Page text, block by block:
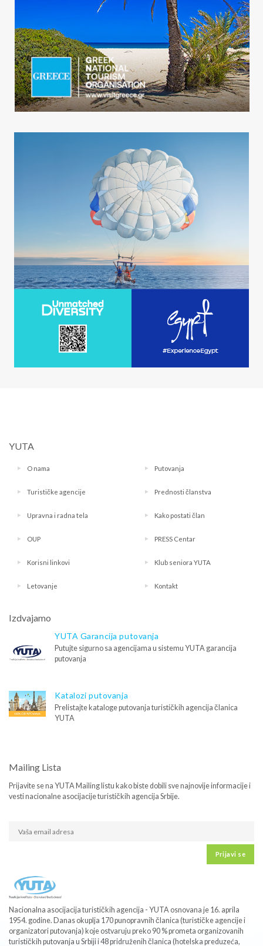
YUTA
O nama Putovanja
Turističke agencije Prednosti članstva
Upravna i radna tela Kako postati član
OUP PRESS Centar
Korisni linkovi Klub seniora YUTA
Letovanje Kontakt
Izdvajamo
YUTA Garancija putovanja
Putujte sigurno sa agencijama u sistemu YUTA garancija
putovanja
Katalozi putovanja
Prelistajte kataloge putovanja turističkih agencija članica
YUTA
Mailing Lista
Prijavite se na YUTA Mailing listu kako biste dobili sve najnovije informacije i
vesti nacionalne asocijacije turističkih agencija Srbije.
Prijavi se
Nacionalna asocijacija turističkih agencija - YUTA osnovana je 16. aprila
1954. godine. Danas okuplja 170 punopravnih članica (turističke agencije i
organizatori putovanja) koje ostvaruju preko 90 % prometa organizovanih
turističkih putovanja u Srbiji i 48 pridruženih članica (hotelska preduzeća,